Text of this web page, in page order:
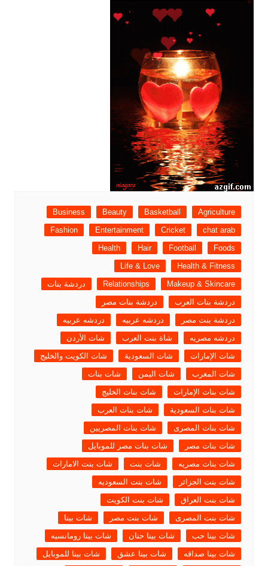
Agriculture
Basketball
Beauty
Business
chat arab
Cricket
Entertainment
Fashion
Foods
Football
Hair
Health
Health & Fitness
Life & Love
Makeup & Skincare
Relationships
دردشة بنات
دردشة بنات العرب
دردشة بنات مصر
دردشة بنت مصر
دردشه عربيه
دردشه عربيه
دردشه مصريه
شاة بنت العرب
شات الأردن
شات الإمارات
شات السعودية
شات الكويت والخليج
شات المغرب
شات اليمن
شات بنات
شات بنات الإمارات
شات بنات الخليج
شات بنات السعودية
شات بنات العرب
شات بنات المصرى
شات بنات المصريين
شات بنات مصر
شات بنات مصر للموبايل
شات بنات مصريه
شات بنت
شات بنت الامارات
شات بنت الجزائر
شات بنت السعوديه
شات بنت العراق
شات بنت الكويت
شات بنت المصرى
شات بنت مصر
شات بينا
شات بينا حب
شات بينا حنان
شات بينا رومانسيه
شات بينا صداقه
شات بينا عشق
شات بينا للموبايل